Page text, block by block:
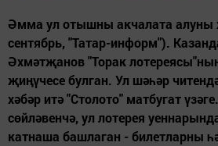
Әмма ул отышны акчалата алуны
сентябрь, "Татар-информ").
Әхмәтҗанов "Торак
җиңүчесе булган. Ул шәһәр
хәбәр итә "Столото" матбугат
сөйләвенчә, ул лотерея
катнаша башлаган - билетларны